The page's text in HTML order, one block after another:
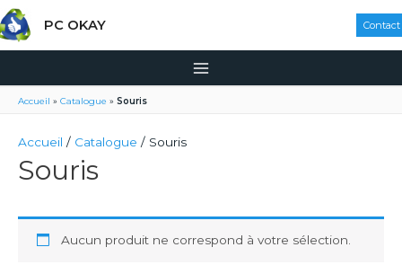
PC OKAY Contact
Accueil » Catalogue » Souris
Accueil / Catalogue / Souris
Souris
Aucun produit ne correspond à votre sélection.